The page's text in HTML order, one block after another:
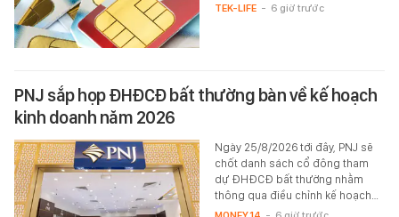
TEK-LIFE - 6 giờ trước
PNJ sắp họp ĐHĐCĐ bất thường bàn về kế hoạch
kinh doanh năm 2026
Ngày 25/8/2026 tới đây, PNJ sẽ
chốt danh sách cổ đông tham
dự ĐHĐCĐ bất thường nhằm
thông qua điều chỉnh kế hoạch…